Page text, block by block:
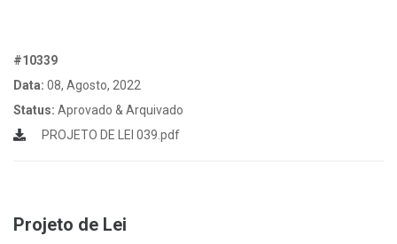
#10339
Data: 08, Agosto, 2022
Status: Aprovado & Arquivado
PROJETO DE LEI 039.pdf
Projeto de Lei